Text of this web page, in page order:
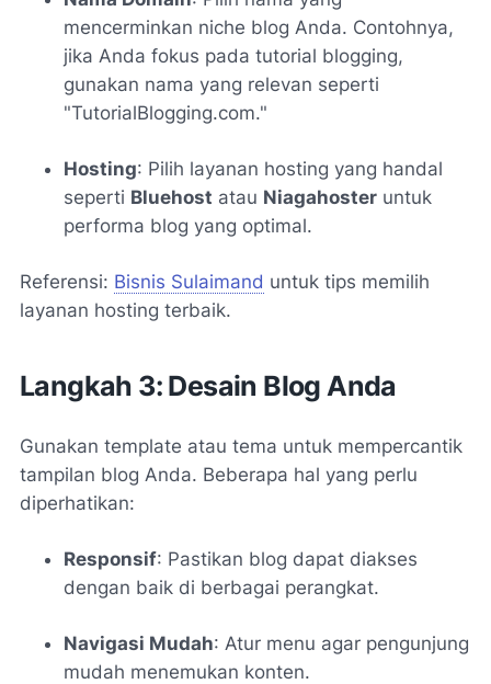
mencerminkan niche blog Anda. Contohnya,
jika Anda fokus pada tutorial blogging,
gunakan nama yang relevan seperti
"TutorialBlogging.com."
Hosting: Pilih layanan hosting yang handal
seperti Bluehost atau Niagahoster untuk
performa blog yang optimal.
Referensi: Bisnis Sulaimand untuk tips memilih
layanan hosting terbaik.
Langkah 3: Desain Blog Anda
Gunakan template atau tema untuk mempercantik
tampilan blog Anda. Beberapa hal yang perlu
diperhatikan:
Responsif: Pastikan blog dapat diakses
dengan baik di berbagai perangkat.
Navigasi Mudah: Atur menu agar pengunjung
mudah menemukan konten.